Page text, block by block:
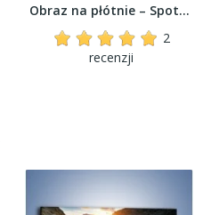
Obraz na płótnie – Spotkanie w parku –...
2
recenzji